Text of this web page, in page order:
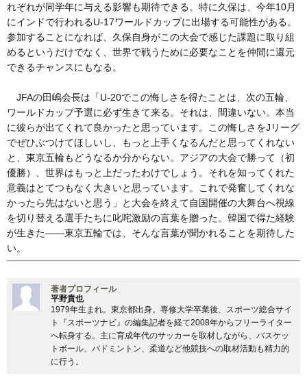
れぞれが同学年に与える影響も期待できる。特に久保は、今年10月
にインドで行われるU-17ワールドカップに出場する可能性がある。
参加することになれば、久保自身がこの大会で感じた課題に取り組
めるというだけでなく、世界で戦うために必要なことを仲間に還元
できるチャンスにもなる。
JFAの田嶋会長は「U-20でこの悔しさを得たことは、次の五輪、
ワールドカップ予選に必ず生きて来る。それは、間違いない。本当
に彼らが出てくれて良かったと思っています。この悔しさをJリーグ
でぜひぶつけてほしいし、もっと上手くなるんだと思ってくれない
と、東京五輪もどうなるか分からない。アジアの大会で勝って（初
優勝）、世界はもっと上だったわけでしょう。それを知ってくれた
意義はとてつもなく大きいと思っています。これで発奮してくれな
かったら先はないと思う」と大会を終えて自国開催の大舞台へ視線
を切り替える選手たちに叱咤激励の言葉を贈った。韓国で得た経験
が生きた――東京五輪では、そんな言葉が聞かれることを期待した
い。
著者プロフィール
平野貴也
1979年生まれ。東京都出身。専修大学卒業後、スポーツ総合サイ
ト『スポーツナビ』の編集記者を経て2008年からフリーライター
へ転身する。主に育成年代のサッカーを取材しながら、バスケッ
トボール、バドミントン、柔道など他競技への取材活動も精力的
に行う。